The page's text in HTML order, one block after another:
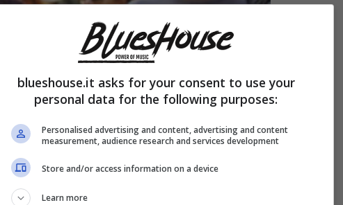
blueshouse.it asks for your consent to use your
personal data for the following purposes:
Personalised advertising and content, advertising and content
measurement, audience research and services development
Store and/or access information on a device
Learn more